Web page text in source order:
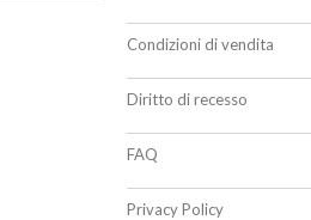
Condizioni di vendita
Diritto di recesso
FAQ
Privacy Policy